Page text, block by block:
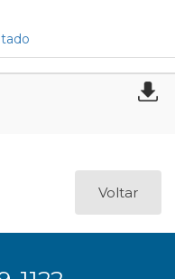
Voltar